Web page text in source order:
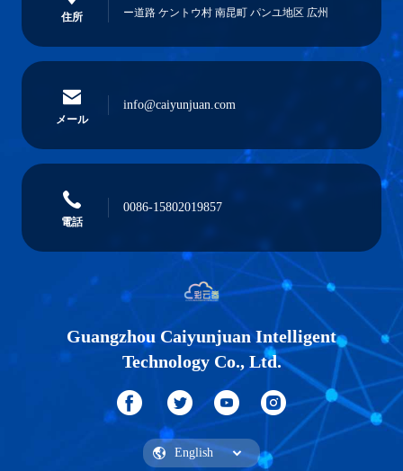
住所
ー道路 ケントウ村 南昆町 パンユ地区 広州
メール
info@caiyunjuan.com
電話
0086-15802019857
Guangzhou Caiyunjuan Intelligent
Technology Co., Ltd.